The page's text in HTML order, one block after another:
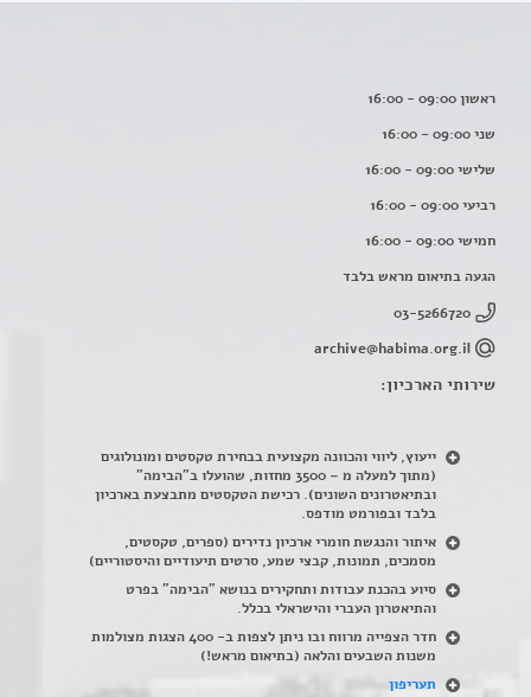
ראשון 09:00 - 16:00
שני 09:00 - 16:00
שלישי 09:00 - 16:00
רביעי 09:00 - 16:00
חמישי 09:00 - 16:00
הגעה בתיאום מראש בלבד
03-5266720
archive@habima.org.il
שירותי הארכיון:
ייעוץ, ליווי והכוונה מקצועית בבחירת טקסטים ומונולוגים
(מתוך למעלה מ – 3500 מחזות, שהועלו ב"הבימה"
ובתיאטרונים השונים). רכישת הטקסטים מתבצעת בארכיון
בלבד ובפורמט מודפס.
איתור והנגשת חומרי ארכיון נדירים (ספרים, טקסטים,
מסמכים, תמונות, קבצי שמע, סרטים תיעודיים והיסטוריים)
סיוע בהכנת עבודות ותחקירים בנושא "הבימה" בפרט
והתיאטרון העברי והישראלי בכלל.
חדר הצפייה מרווח ובו ניתן לצפות ב- 400 הצגות מצולמות
משנות השבעים והלאה (בתיאום מראש!)
תעריפון